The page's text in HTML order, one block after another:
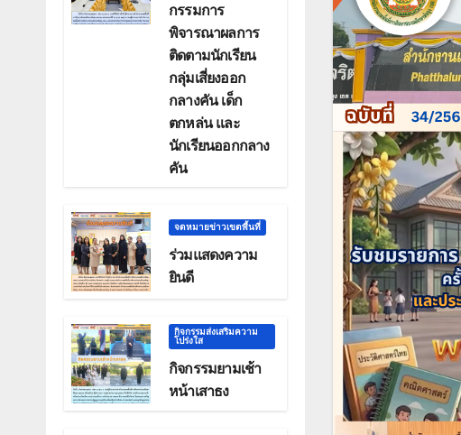
กรรมการ
พิจารณาผลการ
ติดตามนักเรียน
กลุ่มเสี่ยงออก
กลางคัน เด็ก
ตกหล่น และ
นักเรียนออกกลาง
คัน
จดหมายข่าวเขตพื้นที่
ร่วมแสดงความ
ยินดี
กิจกรรมส่งเสริมความ
โปร่งใส
กิจกรรมยามเช้า
หน้าเสาธง